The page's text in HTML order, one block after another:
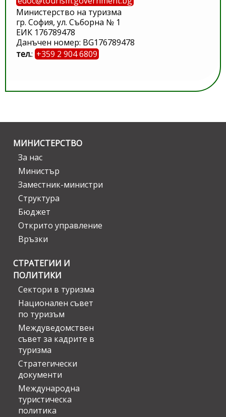
Министерство на туризма
гр. София, ул. Съборна № 1
ЕИК 176789478
Данъчен номер: BG176789478
тел.: +359 2 904 6809
МИНИСТЕРСТВО
За нас
Министър
Заместник-министри
Структура
Бюджет
Открито управление
Връзки
СТРАТЕГИИ И
ПОЛИТИКИ
Сектори в туризма
Национален съвет
по туризъм
Междуведомствен
съвет за кадрите в
туризма
Стратегически
документи
Международна
туристическа
политика